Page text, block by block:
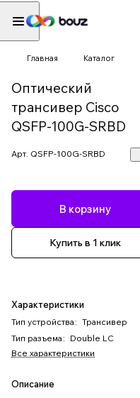
Главная Каталог
Оптический
трансивер Cisco
QSFP-100G-SRBD
Арт. QSFP-100G-SRBD
В корзину
Купить в 1 клик
Характеристики
Тип устройства : Трансивер
Тип разъема : Double LC
Все характеристики
Описание